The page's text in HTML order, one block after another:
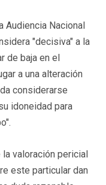
Audiencia Nacional
"decisiva" a la
de baja en el
a una alteración
considerarse
idoneidad para
valoración pericial
este particular dan